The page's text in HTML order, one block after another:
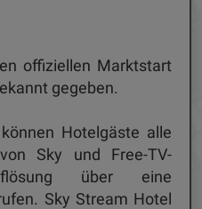
offiziellen Marktstart
gegeben.
Hotelgäste alle
Sky und Free-TV-
über eine
Sky Stream Hotel